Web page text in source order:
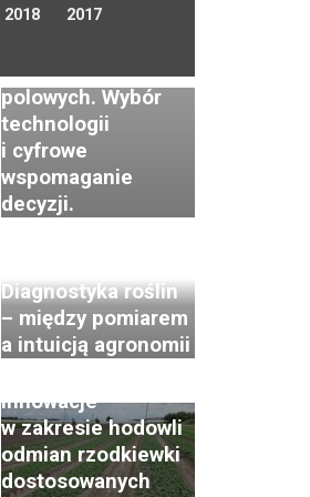
2018
2017
Optymalizacja
w uprawie warzyw
polowych. Wybór
technologii
i cyfrowe
wspomaganie
decyzji.
Diagnostyka roślin
– między pomiarem
a intuicją agronomii
Postępy i trendy
w hodowli i uprawie
Innowacje
w zakresie hodowli
odmian rzodkiewki
dostosowanych